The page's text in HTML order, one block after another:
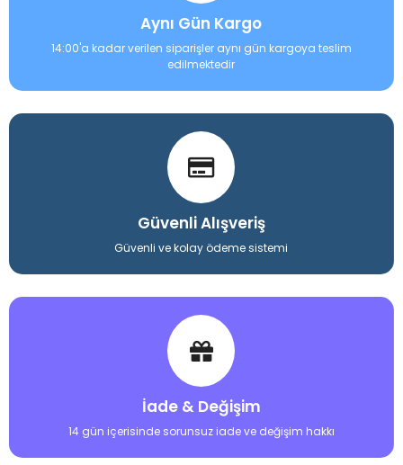
Aynı Gün Kargo
14:00'a kadar verilen siparişler aynı gün kargoya teslim
edilmektedir
Güvenli Alışveriş
Güvenli ve kolay ödeme sistemi
İade & Değişim
14 gün içerisinde sorunsuz iade ve değişim hakkı